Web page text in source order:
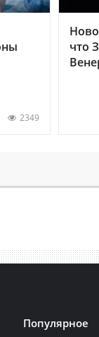
2349
что
Популярное